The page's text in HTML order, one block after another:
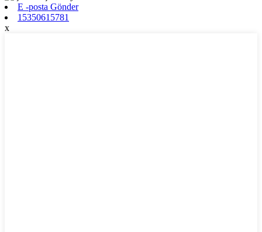
E -posta Gönder
15350615781
x